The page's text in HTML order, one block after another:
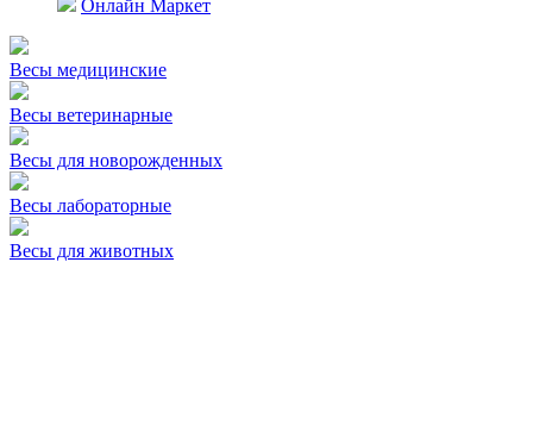
Онлайн Маркет
Весы медицинские
Весы ветеринарные
Весы для новорожденных
Весы лабораторные
Весы для животных